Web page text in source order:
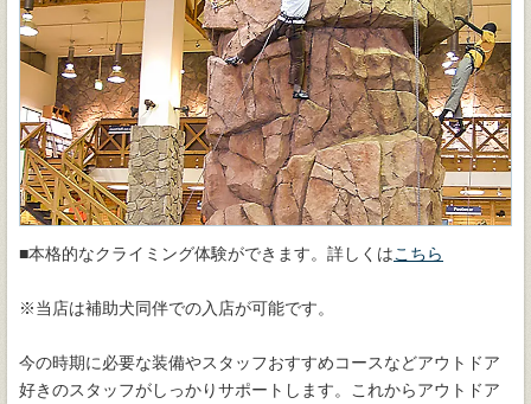
■本格的なクライミング体験ができます。詳しくはこちら
※当店は補助犬同伴での入店が可能です。
今の時期に必要な装備やスタッフおすすめコースなどアウトドア
好きのスタッフがしっかりサポートします。これからアウトドア